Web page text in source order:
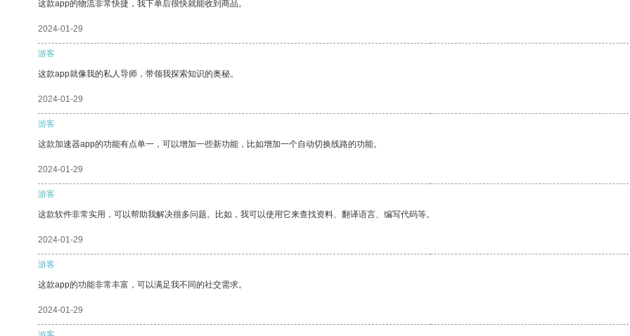
这款app的物流非常快捷，我下单后很快就能收到商品。
2024-01-29
游客
这款app就像我的私人导师，带领我探索知识的奥秘。
2024-01-29
游客
这款加速器app的功能有点单一，可以增加一些新功能，比如增加一个自动切换线路的功能。
2024-01-29
游客
这款软件非常实用，可以帮助我解决很多问题。比如，我可以使用它来查找资料、翻译语言、编写代码等。
2024-01-29
游客
这款app的功能非常丰富，可以满足我不同的社交需求。
2024-01-29